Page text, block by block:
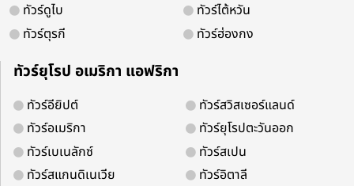
จองออนไลน์ 24 ชม.
ติดตามเพื่อรับโปรโมชั่น และสิทธิพิเ
ทัวร์ดูไบ
ทัวร์ตุรกี
ทัวร์ไต้หวัน
ทัวร์ฮ่องกง
ทัวร์ยุโรป อเมริกา แอฟริกา
ทัวร์อียิปต์
ทัวร์อเมริกา
ทัวร์เบเนลักซ์
ทัวร์สแกนดิเนเวีย
ทัวร์สวิสเซอร์แลนด์
ทัวร์ยุโรปตะวันออก
ทัวร์สเปน
ทัวร์อิตาลี